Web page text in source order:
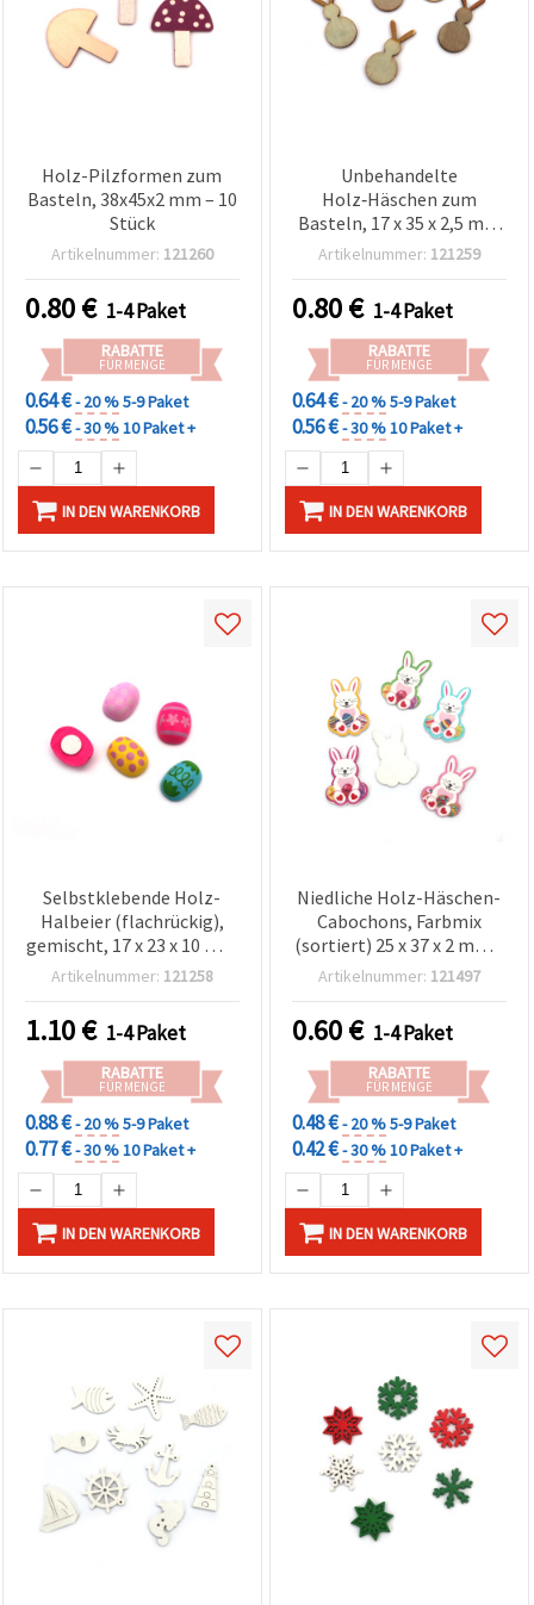
Marketing.
Sie können
Auswahl in
den
festlegen.
Ihre
Einwilligung
können Sie
ändern
widerrufen.
Impressum
Datenschutzerklärung
Cookie-
Richtlinie
akzeptieren
Holz-Pilzformen zum
Basteln, 38x45x2 mm – 10
Stück
Artikelnummer: 121260
0.80€ 1-4 Paket
RABATTE
FÜR MENGE
0.64 €- 20 %5-9 Paket
0.56 €- 30 %10 Paket +
IN DEN WARENKORB
Unbehandelte
Holz‑Häschen zum
Basteln, 17 x 35 x 2,5 mm
– 10er Pack
Artikelnummer: 121259
0.80€ 1-4 Paket
RABATTE
FÜR MENGE
0.64 €- 20 %5-9 Paket
0.56 €- 30 %10 Paket +
IN DEN WARENKORB
Selbstklebende Holz-
Halbeier (flachrückig),
gemischt, 17 x 23 x 10 mm
– DIY-Osterdekorationen
Kartenbasteln, 10er-Pack
Artikelnummer: 121258
1.10€ 1-4 Paket
RABATTE
FÜR MENGE
0.88 €- 20 %5-9 Paket
0.77 €- 30 %10 Paket +
IN DEN WARENKORB
Niedliche Holz-Häschen-
Cabochons, Farbmix
(sortiert) 25 x 37 x 2 mm –
Perfekt für Basteln,
DIY-Projekte, 10er-Set
Artikelnummer: 121497
0.60€ 1-4 Paket
RABATTE
FÜR MENGE
0.48 €- 20 %5-9 Paket
0.42 €- 30 %10 Paket +
IN DEN WARENKORB